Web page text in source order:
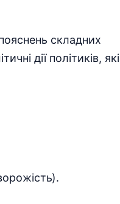
складних
дії політиків, які